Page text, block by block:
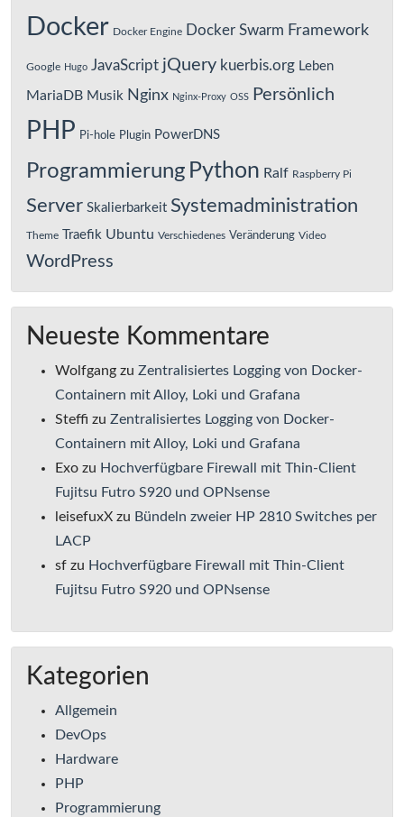
Docker Docker Engine Docker Swarm Framework
Google Hugo JavaScript jQuery kuerbis.org Leben
MariaDB Musik Nginx Nginx-Proxy OSS Persönlich
PHP Pi-hole Plugin PowerDNS
Programmierung Python Ralf Raspberry Pi
Server Skalierbarkeit Systemadministration
Theme Traefik Ubuntu Verschiedenes Veränderung Video
WordPress
Neueste Kommentare
Wolfgang zu Zentralisiertes Logging von Docker-
Containern mit Alloy, Loki und Grafana
Steffi zu Zentralisiertes Logging von Docker-
Containern mit Alloy, Loki und Grafana
Exo zu Hochverfügbare Firewall mit Thin-Client
Fujitsu Futro S920 und OPNsense
leisefuxX zu Bündeln zweier HP 2810 Switches per
LACP
sf zu Hochverfügbare Firewall mit Thin-Client
Fujitsu Futro S920 und OPNsense
Kategorien
Allgemein
DevOps
Hardware
PHP
Programmierung